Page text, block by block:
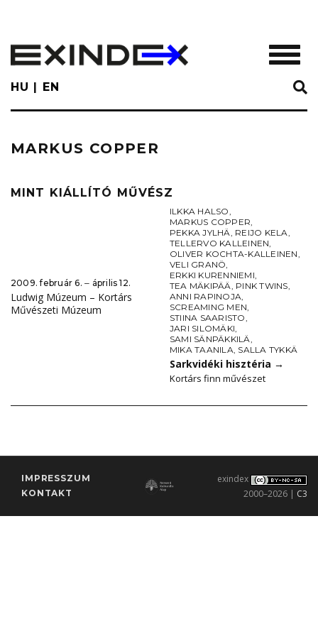
main
content
HU EN
MARKUS COPPER
MINT KIÁLLÍTÓ MŰVÉSZ
2009. február 6. ‒ április 12.
Ludwig Múzeum – Kortárs
Művészeti Múzeum
ILKKA HALSO,
MARKUS COPPER,
PEKKA JYLHÄ, REIJO KELA,
TELLERVO KALLEINEN,
OLIVER KOCHTA-KALLEINEN,
VELI GRANÖ,
ERKKI KURENNIEMI,
TEA MÄKIPÄÄ, PINK TWINS,
ANNI RAPINOJA,
SCREAMING MEN,
STIINA SAARISTO,
JARI SILOMÄKI,
SAMI SÄNPÄKKILÄ,
MIKA TAANILA, SALLA TYKKÄ
Sarkvidéki hisztéria →
Kortárs finn művészet
IMPRESSZUM
KONTAKT
exindex
2000–2026 | C3